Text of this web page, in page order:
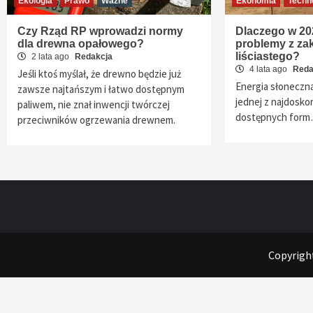
Czy Rząd RP wprowadzi normy
dla drewna opałowego?
2 lata ago Redakcja
Jeśli ktoś myślał, że drewno będzie już
zawsze najtańszym i łatwo dostępnym
paliwem, nie znał inwencji twórczej
przeciwników ogrzewania drewnem.
Dlaczego w
problemy z
liściastego?
4 lata ago
Energia
jednej z
dostępnych